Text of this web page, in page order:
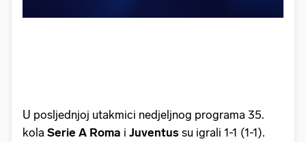
U posljednjoj utakmici nedjeljnog programa 35.
kola Serie A Roma i Juventus su igrali 1-1 (1-1).